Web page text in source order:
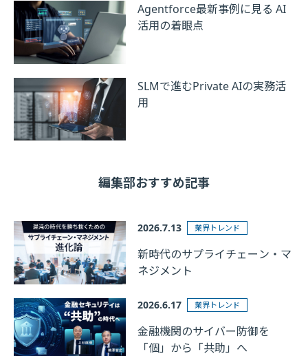
Agentforce最新事例に見る AI
活用の着眼点
SLMで進むPrivate AIの実務活
用
編集部おすすめ記事
2026.7.13 業界トレンド
新時代のサプライチェーン・マ
ネジメント
2026.6.17 業界トレンド
金融機関のサイバー防御を
「個」から「共助」へ